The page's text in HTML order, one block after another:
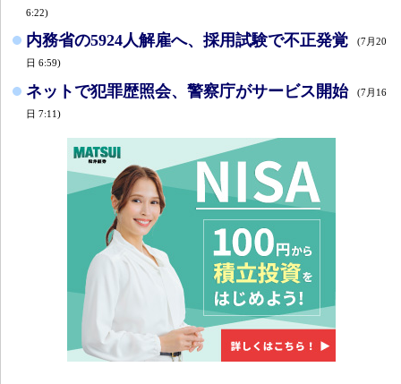
6:22)
内務省の5924人解雇へ、採用試験で不正発覚
(7月20
日 6:59)
ネットで犯罪歴照会、警察庁がサービス開始
(7月16
日 7:11)